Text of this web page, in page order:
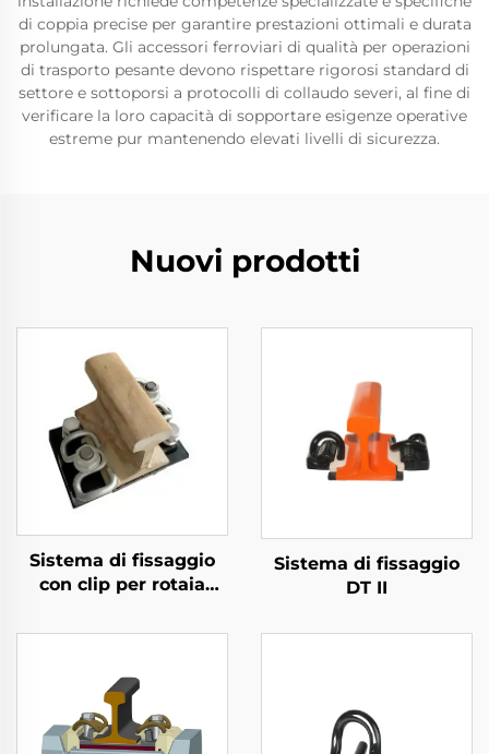
di coppia precise per garantire prestazioni ottimali e durata
prolungata. Gli accessori ferroviari di qualità per operazioni
di trasporto pesante devono rispettare rigorosi standard di
settore e sottoporsi a protocolli di collaudo severi, al fine di
verificare la loro capacità di sopportare esigenze operative
estreme pur mantenendo elevati livelli di sicurezza.
Nuovi prodotti
Sistema di fissaggio
con clip per rotaia
Sistema di fissaggio
DT II